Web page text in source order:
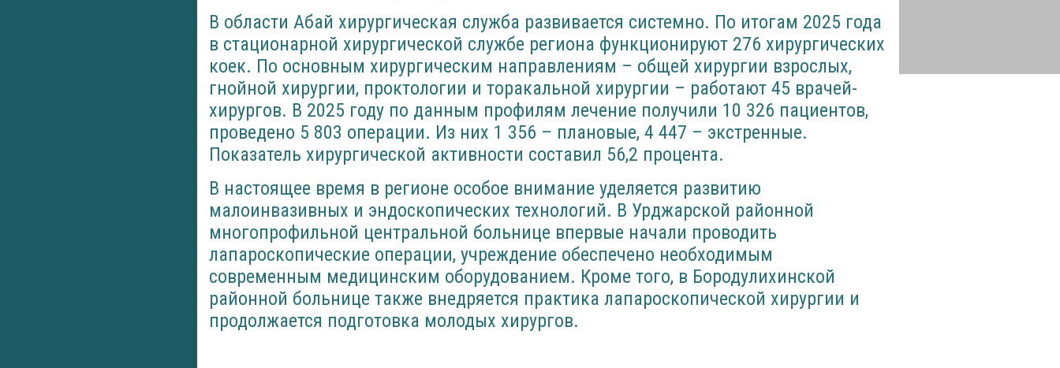
В области Абай хирургическая служба развивается системно. По итогам 2025 года
в стационарной хирургической службе региона функционируют 276 хирургических
коек. По основным хирургическим направлениям – общей хирургии взрослых,
гнойной хирургии, проктологии и торакальной хирургии – работают 45 врачей-
хирургов. В 2025 году по данным профилям лечение получили 10 326 пациентов,
проведено 5 803 операции. Из них 1 356 – плановые, 4 447 – экстренные.
Показатель хирургической активности составил 56,2 процента.
В настоящее время в регионе особое внимание уделяется развитию
малоинвазивных и эндоскопических технологий. В Урджарской районной
многопрофильной центральной больнице впервые начали проводить
лапароскопические операции, учреждение обеспечено необходимым
современным медицинским оборудованием. Кроме того, в Бородулихинской
районной больнице также внедряется практика лапароскопической хирургии и
продолжается подготовка молодых хирургов.